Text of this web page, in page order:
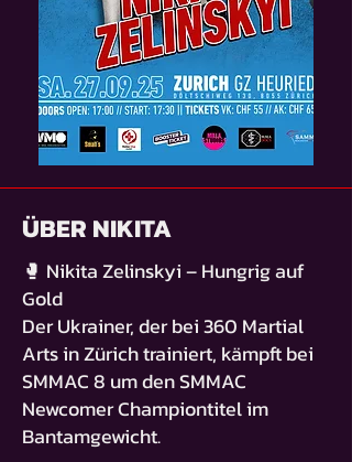
ÜBER NIKITA
🥊 Nikita Zelinskyi – Hungrig auf
Gold
Der Ukrainer, der bei 360 Martial
Arts in Zürich trainiert, kämpft bei
SMMAC 8 um den SMMAC
Newcomer Championtitel im
Bantamgewicht.